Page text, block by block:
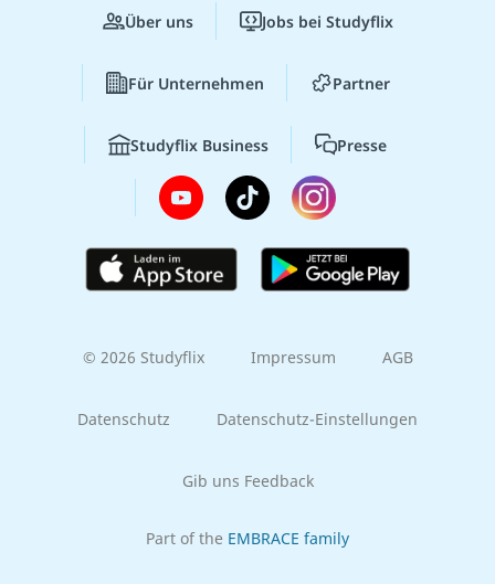
Über uns Jobs bei Studyflix
Für Unternehmen Partner
Studyflix Business Presse
© 2026 Studyflix Impressum AGB
Datenschutz Datenschutz-Einstellungen
Gib uns Feedback
Part of the EMBRACE family